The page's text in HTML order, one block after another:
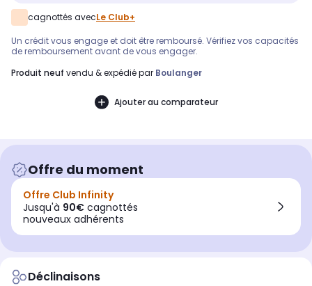
cagnottés avecLe Club+
Un crédit vous engage et doit être remboursé. Vérifiez vos capacités
de remboursement avant de vous engager.
produit neuf vendu & expédié par Boulanger
Ajouter au comparateur
Offre du moment
Offre Club Infinity
Jusqu'à 90€ cagnottés
nouveaux adhérents
Déclinaisons